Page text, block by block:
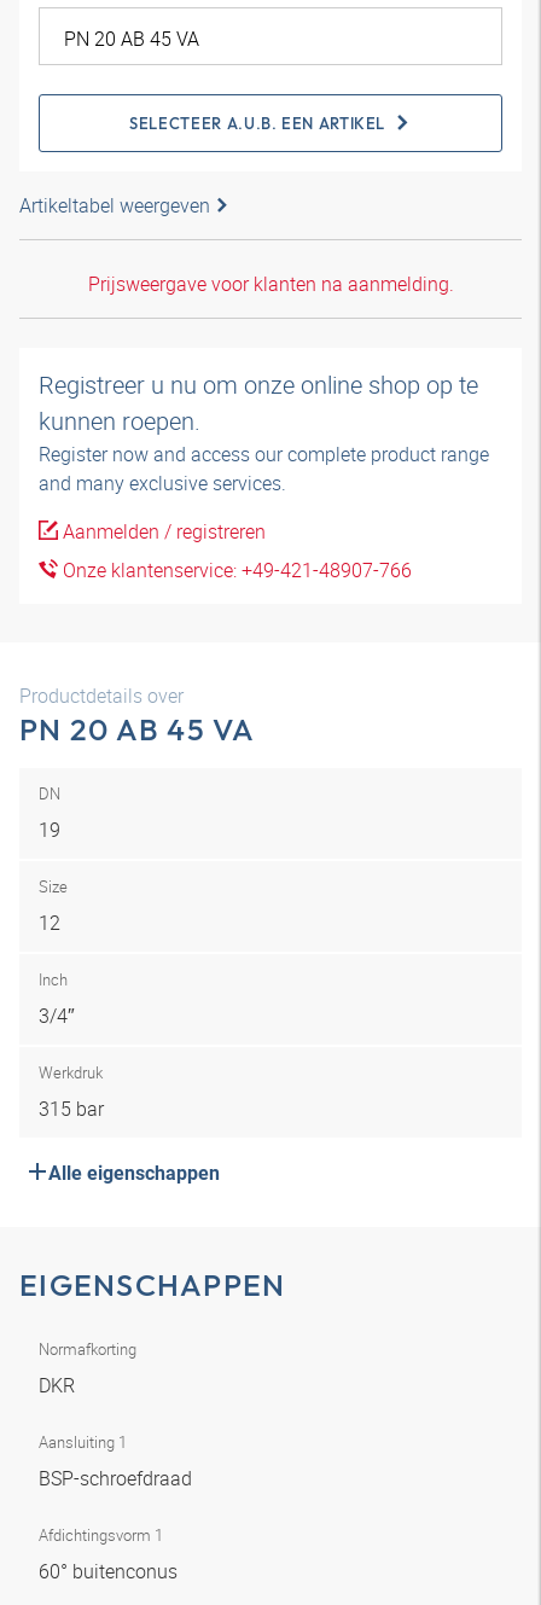
SELECTEER A.U.B. EEN ARTIKEL
Artikeltabel weergeven
Prijsweergave voor klanten na aanmelding.
Registreer u nu om onze online shop op te
kunnen roepen.
Register now and access our complete product range
and many exclusive services.
Aanmelden / registreren
Onze klantenservice: +49-421-48907-766
Productdetails over
PN 20 AB 45 VA
DN
19
Size
12
Inch
3/4″
Werkdruk
315 bar
Alle eigenschappen
EIGENSCHAPPEN
Normafkorting
DKR
Aansluiting 1
BSP-schroefdraad
Afdichtingsvorm 1
60° buitenconus